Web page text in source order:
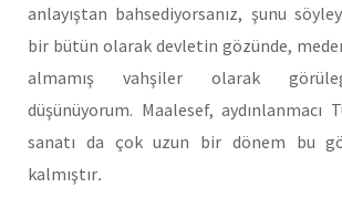
anlayıştan bahsediyorsanız, şunu
bir bütün olarak devletin gözünde,
almamış vahşiler olarak
düşünüyorum. Maalesef, aydınlanmacı
sanatı da çok uzun bir dönem bu
kalmıştır.